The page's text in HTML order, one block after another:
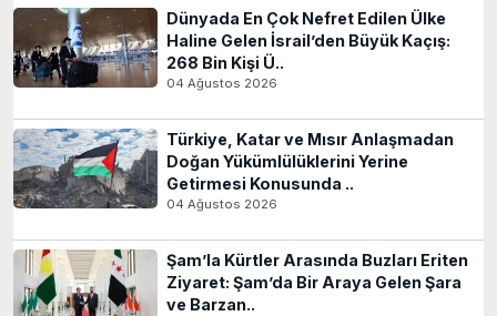
Dünyada En Çok Nefret Edilen Ülke
Haline Gelen İsrail’den Büyük Kaçış:
268 Bin Kişi Ü..
04 Ağustos 2026
Türkiye, Katar ve Mısır Anlaşmadan
Doğan Yükümlülüklerini Yerine
Getirmesi Konusunda ..
04 Ağustos 2026
Şam’la Kürtler Arasında Buzları Eriten
Ziyaret: Şam’da Bir Araya Gelen Şara
ve Barzan..